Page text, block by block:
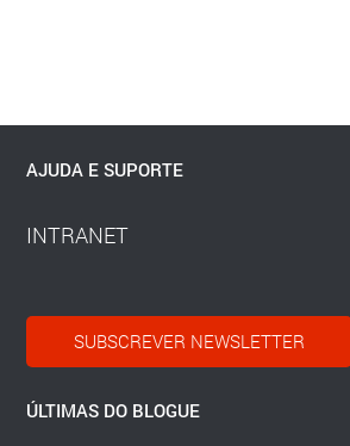
AJUDA E SUPORTE
INTRANET
SUBSCREVER NEWSLETTER
ÚLTIMAS DO BLOGUE